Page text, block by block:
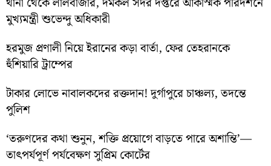
মুখ্যমন্ত্রী শুভেন্দু অধিকারী
হরমুজ প্রণালী নিয়ে ইরানের কড়া বার্তা, ফের তেহরানকে
হুঁশিয়ারি ট্রাম্পের
টাকার লোভে নাবালকদের রক্তদান! দুর্গাপুরে চাঞ্চল্য, তদন্তে
পুলিশ
‘তরুণদের কথা শুনুন, শক্তি প্রয়োগে বাড়তে পারে অশান্তি’—
তাৎপর্যপূর্ণ পর্যবেক্ষণ সুপ্রিম কোর্টের